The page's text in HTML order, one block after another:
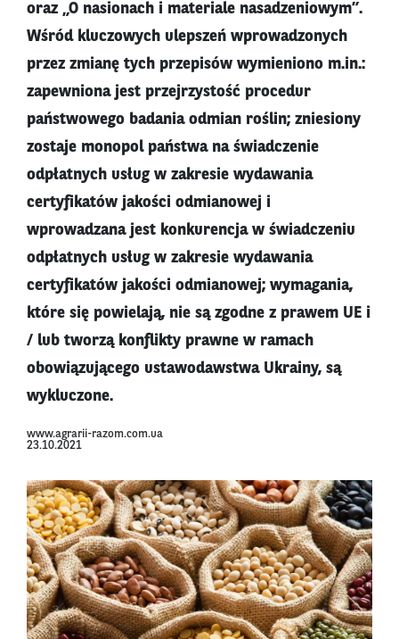
oraz „O nasionach i materiale nasadzeniowym”.
Wśród kluczowych ulepszeń wprowadzonych
przez zmianę tych przepisów wymieniono m.in.:
zapewniona jest przejrzystość procedur
państwowego badania odmian roślin; zniesiony
zostaje monopol państwa na świadczenie
odpłatnych usług w zakresie wydawania
certyfikatów jakości odmianowej i
wprowadzana jest konkurencja w świadczeniu
odpłatnych usług w zakresie wydawania
certyfikatów jakości odmianowej; wymagania,
które się powielają, nie są zgodne z prawem UE i
/ lub tworzą konflikty prawne w ramach
obowiązującego ustawodawstwa Ukrainy, są
wykluczone.
www.agrarii-razom.com.ua
23.10.2021